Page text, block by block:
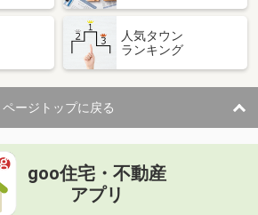
東町
岡山県岡山市北区三門東町
積 26.8m²
1K
本町１丁目
岡山県岡山市北区島田本町１丁目
人気タウン
ランキング
ページトップに戻る
goo住宅・不動産
アプリ